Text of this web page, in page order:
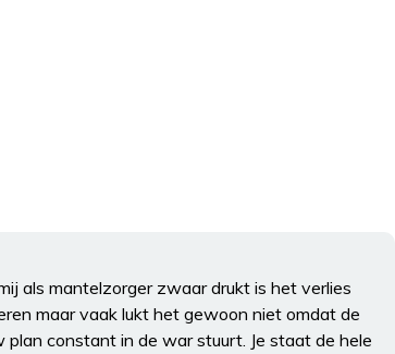
als mantelzorger zwaar drukt is het verlies
maar vaak lukt het gewoon niet omdat de
constant in de war stuurt. Je staat de hele